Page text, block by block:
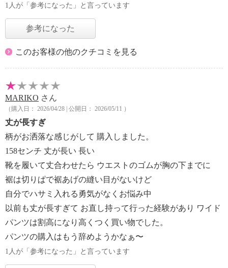
1人が「参考になった」と言っています
参考になった
このお客様の他のクチコミを見る
MARIKO さん
（購入日： 2026/04/28 | 公開日： 2026/05/11 ）
丈が長すぎ
柄がお洒落な感じがして 購入しました。
158センチ 丈が長い 長い
靴を履いて丈合わせたら ウエストのゴムが胸の下までに
裾は切りぱで裾あげの縫い目がないけど
自分でハサミ入れる勇気がなくお悩み中
以前も丈が長すぎて お直し持って行った経験があり ワイド
パンツは割高になり高くつく買い物でした。
パンツの購入はもう辞めようかなぁ〜
1人が「参考になった」と言っています